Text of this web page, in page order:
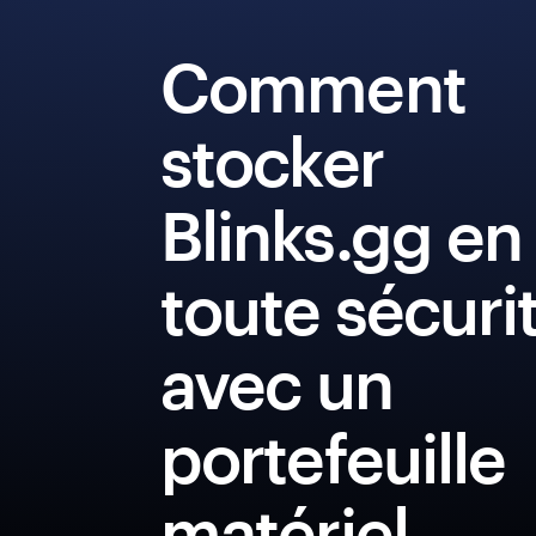
Comment
stocker
Blinks.gg en
toute
avec un
portefeuille